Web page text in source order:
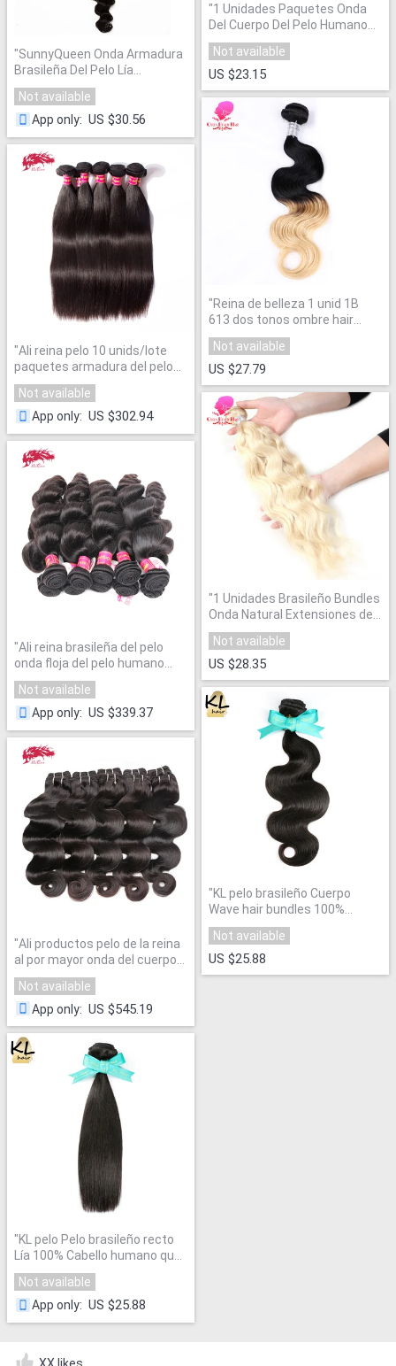
"SunnyQueen Onda Armadura
Brasileña Del Pelo Lía
Extensiones"
Not available
App only: US $30.56
"Ali reina pelo 10 unids/lote
paquetes armadura del pelo
brasileño virginal recta
bundles pelo 100% del pelo
humano de la trama
Not available
App only: US $302.94
"Ali reina brasileña del pelo
onda floja del pelo humano
bundle 10 unids mucho color
natural 10-30 pulgadas tejer
del pelo extensiones de pelo
Not available
App only: US $339.37
"Ali productos pelo de la reina
al por mayor onda del cuerpo
color natural del pelo brasileño
virginal 14 "a 24" 100% del pelo
humano paquetes"
Not available
App only: US $545.19
"KL pelo Pelo brasileño recto
Lía 100% Cabello humano que
teje color natural 8 "~ 28"
Extensiones de Cabello Remy
envío libre"
Not available
App only: US $25.88
"1 Unidades Paquetes Onda
Del Cuerpo Del Pelo Humano
Extensiones de la Armadura
Del Pelo"
Not available
US $23.15
"Reina de belleza 1 unid 1B
613 dos tonos ombre hair
bundles blonde onda del
cuerpo del pelo humano Remy
armadura brasileña del pelo
paquetes del envío libre"
Not available
US $27.79
"1 Unidades Brasileño Bundles
Onda Natural Extensiones de
Cabello Remy"
Not available
US $28.35
"KL pelo brasileño Cuerpo
Wave hair bundles 100%
Cabello humano que teje color
natural 8 "~ 28" Remy
extensiones del pelo envío
libre"
Not available
US $25.88